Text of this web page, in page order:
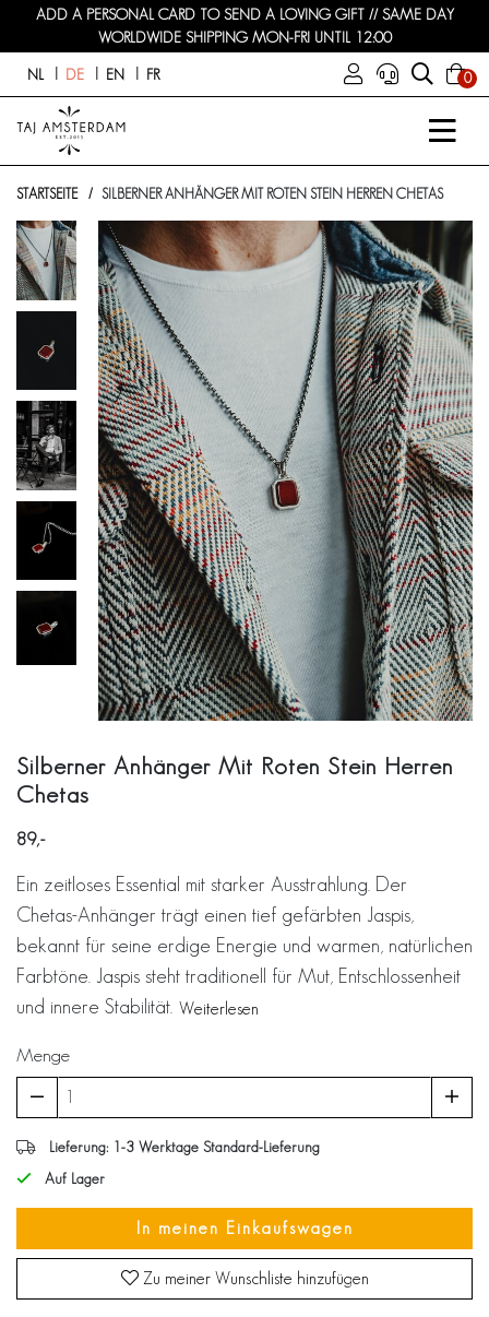
ADD A PERSONAL CARD TO SEND A LOVING GIFT // SAME DAY
WORLDWIDE SHIPPING MON-FRI UNTIL 12:00
NL DE EN FR 0
STARTSEITE SILBERNER ANHÄNGER MIT ROTEN STEIN HERREN CHETAS
Silberner Anhänger Mit Roten Stein Herren
Chetas
89
Ein zeitloses Essential mit starker Ausstrahlung. Der
Chetas-Anhänger trägt einen tief gefärbten Jaspis,
bekannt für seine erdige Energie und warmen, natürlichen
Farbtöne. Jaspis steht traditionell für Mut, Entschlossenheit
und innere Stabilität. Weiterlesen
Menge
Lieferung: 1-3 Werktage Standard-Lieferung
Auf Lager
In meinen Einkaufswagen
Zu meiner Wunschliste hinzufügen